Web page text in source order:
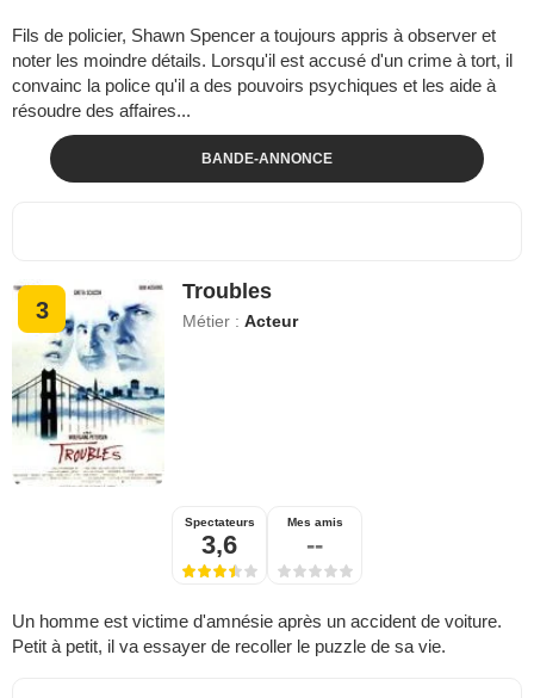
Fils de policier, Shawn Spencer a toujours appris à observer et
noter les moindre détails. Lorsqu'il est accusé d'un crime à tort, il
convainc la police qu'il a des pouvoirs psychiques et les aide à
résoudre des affaires...
BANDE-ANNONCE
3
Troubles
Métier :Acteur
Spectateurs
3,6
Mes amis
--
Un homme est victime d'amnésie après un accident de voiture.
Petit à petit, il va essayer de recoller le puzzle de sa vie.